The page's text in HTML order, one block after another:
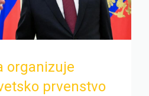
organizuje
prvenstvo